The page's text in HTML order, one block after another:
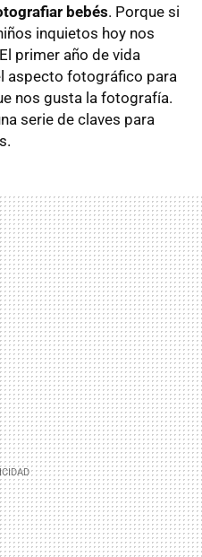
bebés. Porque si
inquietos hoy nos
primer año de vida
aspecto fotográfico para
nos gusta la fotografía.
serie de claves para